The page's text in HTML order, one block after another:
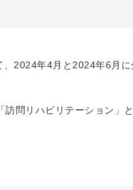
2024年4月と2024年6月に
問リハビリテーション」